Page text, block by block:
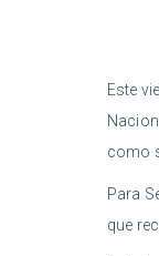
Este
como
Para
que